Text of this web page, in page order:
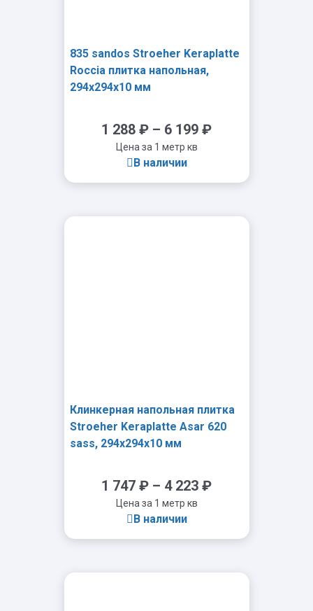
835 sandos Stroeher Keraplatte
Roccia плитка напольная,
294x294x10 мм
1 288 ₽ – 6 199 ₽
Цена за 1 метр кв
В наличии
Клинкерная напольная плитка
Stroeher Keraplatte Asar 620
sass, 294x294x10 мм
1 747 ₽ – 4 223 ₽
Цена за 1 метр кв
В наличии